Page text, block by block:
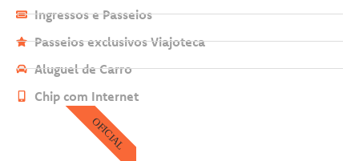
Ingressos e Passeios
Passeios exclusivos Viajoteca
Aluguel de Carro
Chip com Internet
OFICIAL